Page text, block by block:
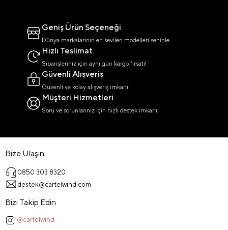
Geniş Ürün Seçeneği
Dünya markalarının en sevilen modelleri seninle.
Hızlı Teslimat
Siparişleriniz için aynı gün kargo fırsatı!
Güvenli Alışveriş
Güvenli ve kolay alışveriş imkanı!
Müşteri Hizmetleri
Soru ve sorunlarınız için hızlı destek imkanı.
Bize Ulaşın
0850 303 8320
destek@cartelwind.com
Bizi Takip Edin
@cartelwind